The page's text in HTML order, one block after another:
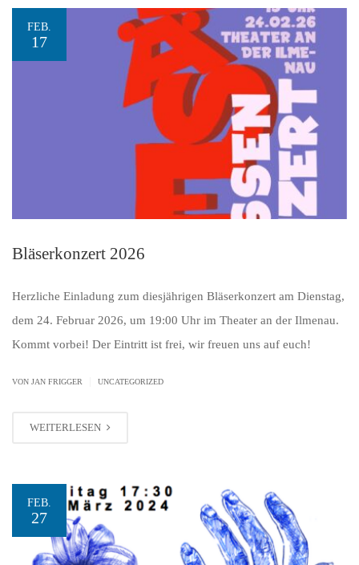
FEB.
17
Bläserkonzert 2026
Herzliche Einladung zum diesjährigen Bläserkonzert am Dienstag,
dem 24. Februar 2026, um 19:00 Uhr im Theater an der Ilmenau.
Kommt vorbei! Der Eintritt ist frei, wir freuen uns auf euch!
VON JAN FRIGGER UNCATEGORIZED
WEITERLESEN
FEB.
27